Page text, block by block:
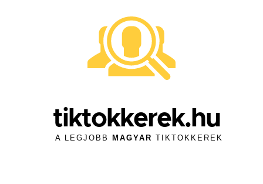
tiktokkerek.hu
A LEGJOBB MAGYAR TIKTOKKEREK